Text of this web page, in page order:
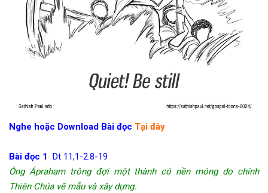
Nghe hoặc Download Bài đọc Tại đây
Bài đọc 1 Dt 11,1-2.8-19
Ông Ápraham trông đợi một thành có nền móng do chính
Thiên Chúa vẽ mẫu và xây dựng.